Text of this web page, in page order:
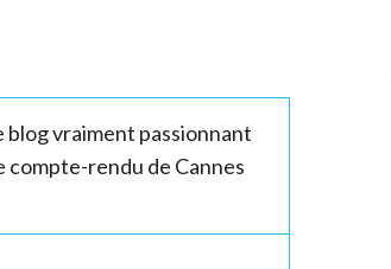
blog vraiment passionnant
compte-rendu de Cannes